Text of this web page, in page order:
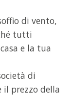
di vento,
tutti
e la tua
di
il prezzo della